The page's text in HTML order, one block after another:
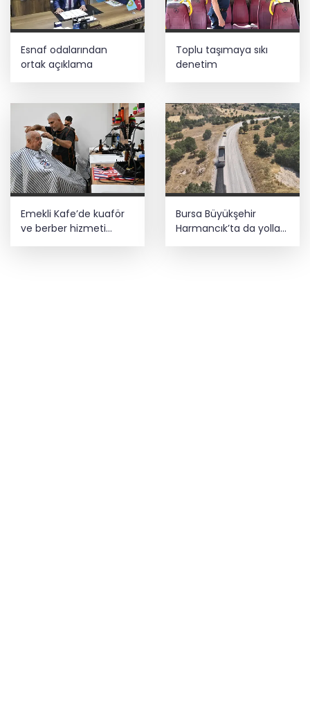
Esnaf odalarından
ortak açıklama
Toplu taşımaya sıkı
denetim
Emekli Kafe’de kuaför
ve berber hizmeti
Bursa Büyükşehir
Harmancık’ta da yolları